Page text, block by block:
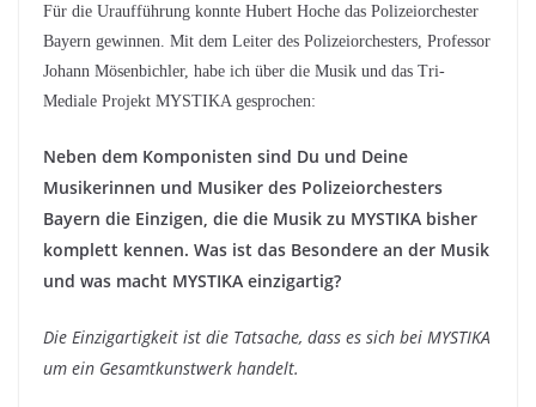
Für die Uraufführung konnte Hubert Hoche das Polizeiorchester
Bayern gewinnen. Mit dem Leiter des Polizeiorchesters, Professor
Johann Mösenbichler, habe ich über die Musik und das Tri-
Mediale Projekt MYSTIKA gesprochen:
Neben dem Komponisten sind Du und Deine
Musikerinnen und Musiker des Polizeiorchesters
Bayern die Einzigen, die die Musik zu MYSTIKA bisher
komplett kennen. Was ist das Besondere an der Musik
und was macht MYSTIKA einzigartig?
Die Einzigartigkeit ist die Tatsache, dass es sich bei MYSTIKA
um ein Gesamtkunstwerk handelt.